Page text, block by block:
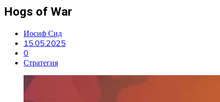
Hogs of War
Иосиф Сид
15.05.2025
0
Стратегия